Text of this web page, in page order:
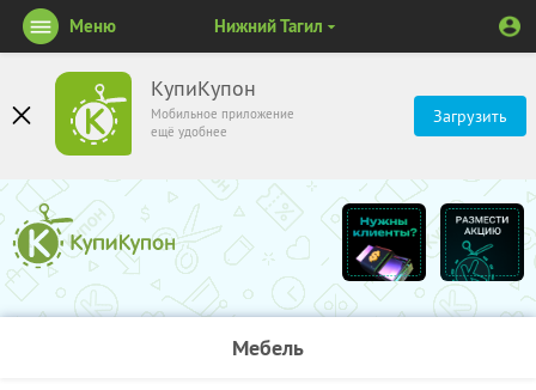
КупиКупон
Мобильное приложение
ещё удобнее
Загрузить
Меню Нижний Тагил
Мебель